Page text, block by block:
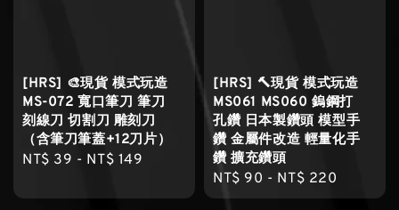
[HRS] 🎨現貨 模式玩造
MS-072 寬口筆刀 筆刀
刻線刀 切割刀 雕刻刀
（含筆刀筆蓋+12刀片）
Regular
NT$ 39 - NT$ 149
[HRS] 🔨現貨 模式玩造
MS061 MS060 鎢鋼打
孔鑽 日本製鑽頭 模型手
鑽 金屬件改造 輕量化手
鑽 擴充鑽頭
Regular
price
NT$ 90 - NT$ 220